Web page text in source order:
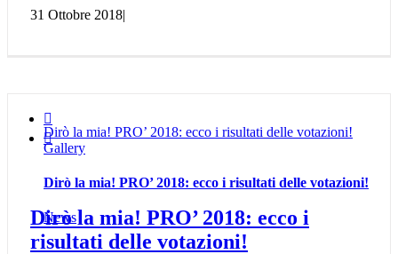
31 Ottobre 2018|
Dirò la mia! PRO’ 2018: ecco i risultati delle votazioni!
Gallery
Dirò la mia! PRO’ 2018: ecco i risultati delle votazioni!
News


Dirò la mia! PRO’ 2018: ecco i
risultati delle votazioni!